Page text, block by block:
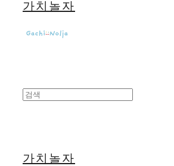
가치놀자
가치놀자